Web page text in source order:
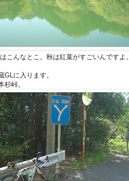
こんなとこ。秋は紅葉がすごいんですよ。
に入ります。
杉峠。